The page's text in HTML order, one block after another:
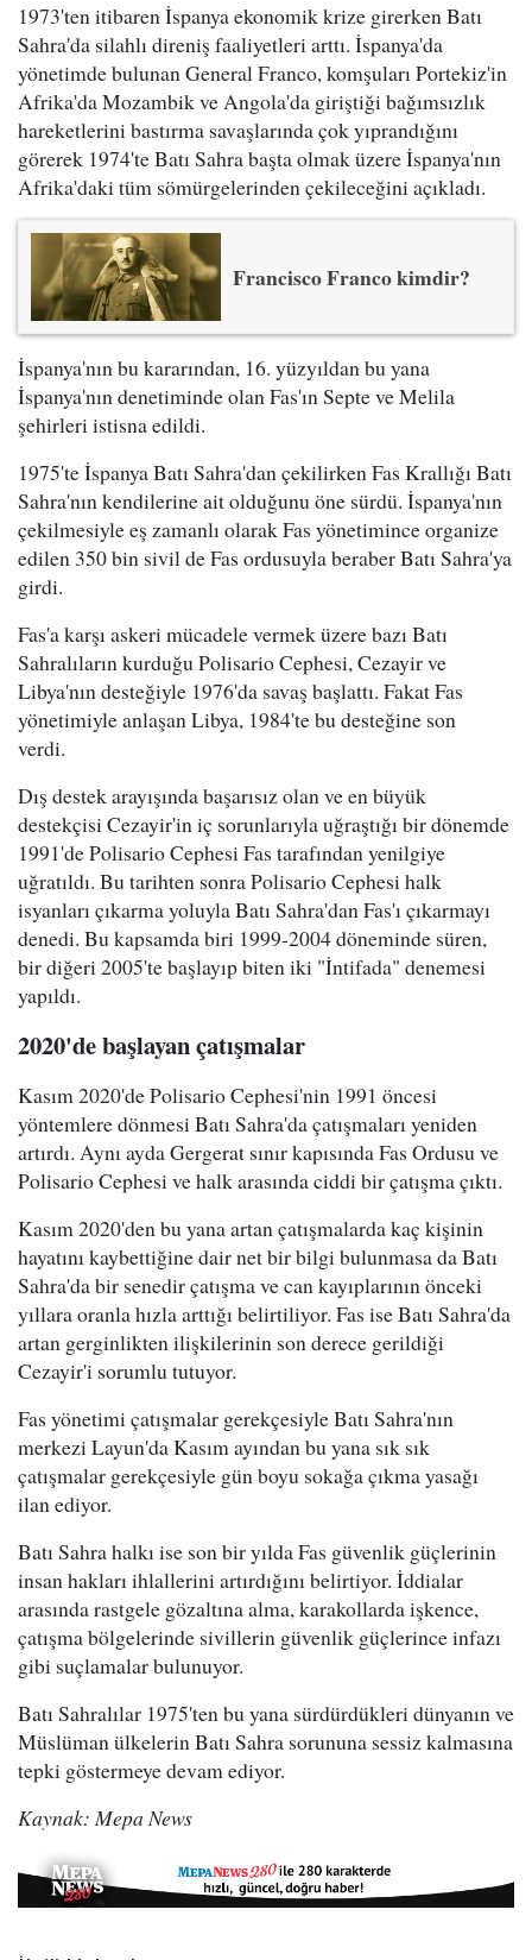
1973'ten itibaren İspanya ekonomik krize girerken Batı
Sahra'da silahlı direniş faaliyetleri arttı. İspanya'da
yönetimde bulunan General Franco, komşuları Portekiz'in
Afrika'da Mozambik ve Angola'da giriştiği bağımsızlık
hareketlerini bastırma savaşlarında çok yıprandığını
görerek 1974'te Batı Sahra başta olmak üzere İspanya'nın
Afrika'daki tüm sömürgelerinden çekileceğini açıkladı.
Francisco Franco kimdir?
İspanya'nın bu kararından, 16. yüzyıldan bu yana
İspanya'nın denetiminde olan Fas'ın Septe ve Melila
şehirleri istisna edildi.
1975'te İspanya Batı Sahra'dan çekilirken Fas Krallığı Batı
Sahra'nın kendilerine ait olduğunu öne sürdü. İspanya'nın
çekilmesiyle eş zamanlı olarak Fas yönetimince organize
edilen 350 bin sivil de Fas ordusuyla beraber Batı Sahra'ya
girdi.
Fas'a karşı askeri mücadele vermek üzere bazı Batı
Sahralıların kurduğu Polisario Cephesi, Cezayir ve
Libya'nın desteğiyle 1976'da savaş başlattı. Fakat Fas
yönetimiyle anlaşan Libya, 1984'te bu desteğine son
verdi.
Dış destek arayışında başarısız olan ve en büyük
destekçisi Cezayir'in iç sorunlarıyla uğraştığı bir dönemde
1991'de Polisario Cephesi Fas tarafından yenilgiye
uğratıldı. Bu tarihten sonra Polisario Cephesi halk
isyanları çıkarma yoluyla Batı Sahra'dan Fas'ı çıkarmayı
denedi. Bu kapsamda biri 1999-2004 döneminde süren,
bir diğeri 2005'te başlayıp biten iki "İntifada" denemesi
yapıldı.
2020'de başlayan çatışmalar
Kasım 2020'de Polisario Cephesi'nin 1991 öncesi
yöntemlere dönmesi Batı Sahra'da çatışmaları yeniden
artırdı. Aynı ayda Gergerat sınır kapısında Fas Ordusu ve
Polisario Cephesi ve halk arasında ciddi bir çatışma çıktı.
Kasım 2020'den bu yana artan çatışmalarda kaç kişinin
hayatını kaybettiğine dair net bir bilgi bulunmasa da Batı
Sahra'da bir senedir çatışma ve can kayıplarının önceki
yıllara oranla hızla arttığı belirtiliyor. Fas ise Batı Sahra'da
artan gerginlikten ilişkilerinin son derece gerildiği
Cezayir'i sorumlu tutuyor.
Fas yönetimi çatışmalar gerekçesiyle Batı Sahra'nın
merkezi Layun'da Kasım ayından bu yana sık sık
çatışmalar gerekçesiyle gün boyu sokağa çıkma yasağı
ilan ediyor.
Batı Sahra halkı ise son bir yılda Fas güvenlik güçlerinin
insan hakları ihlallerini artırdığını belirtiyor. İddialar
arasında rastgele gözaltına alma, karakollarda işkence,
çatışma bölgelerinde sivillerin güvenlik güçlerince infazı
gibi suçlamalar bulunuyor.
Batı Sahralılar 1975'ten bu yana sürdürdükleri dünyanın ve
Müslüman ülkelerin Batı Sahra sorununa sessiz kalmasına
tepki göstermeye devam ediyor.
Kaynak: Mepa News